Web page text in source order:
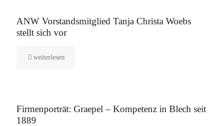
ANW Vorstandsmitglied Tanja Christa Woebs
stellt sich vor
weiterlesen
Firmenporträt: Graepel – Kompetenz in Blech seit
1889